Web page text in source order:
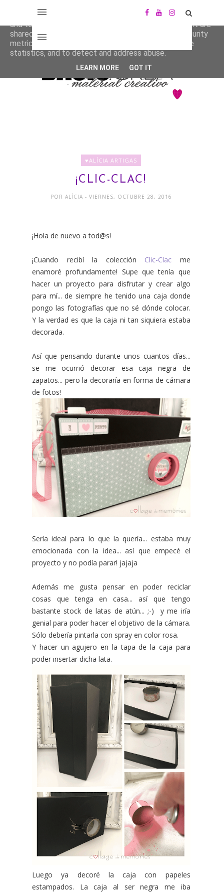
♥ALÍCIA ARTIGAS
¡CLIC-CLAC!
POR ALÍCIA - VIERNES, OCTUBRE 28, 2016
¡Hola de nuevo a tod@s!
¡Cuando recibí la colección Clic-Clac me
enamoré profundamente! Supe que tenía que
hacer un proyecto para disfrutar y crear algo
para mí... de siempre he tenido una caja donde
pongo las fotografías que no sé dónde colocar.
Y la verdad es que la caja ni tan siquiera estaba
decorada.
Así que pensando durante unos cuantos días...
se me ocurrió decorar esa caja negra de
zapatos... pero la decoraría en forma de cámara
de fotos!
Sería ideal para lo que la quería... estaba muy
emocionada con la idea... así que empecé el
proyecto y no podía parar! jajaja
Además me gusta pensar en poder reciclar
cosas que tenga en casa... así que tengo
bastante stock de latas de atún... ;-) y me iría
genial para poder hacer el objetivo de la cámara.
Sólo debería pintarla con spray en color rosa.
Y hacer un agujero en la tapa de la caja para
poder insertar dicha lata.
Luego ya decoré la caja con papeles
estampados. La caja al ser negra me iba
This site uses cookies from Google to deliver its services
and to analyze traffic. Your IP address and user-agent are
shared with Google along with performance and security
metrics to ensure quality of service, generate usage
statistics, and to detect and address abuse.
LEARN MORE GOT IT